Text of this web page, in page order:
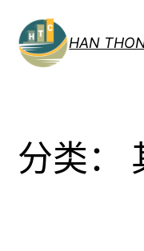
HAN
分类：